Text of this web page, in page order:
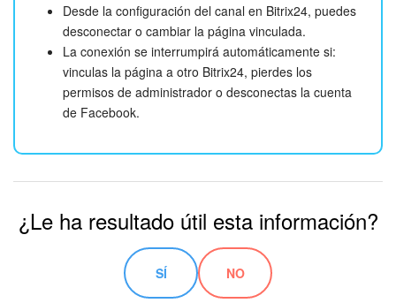
Desde la configuración del canal en Bitrix24, puedes
desconectar o cambiar la página vinculada.
La conexión se interrumpirá automáticamente si:
vinculas la página a otro Bitrix24, pierdes los
permisos de administrador o desconectas la cuenta
de Facebook.
¿Le ha resultado útil esta información?
SÍ NO